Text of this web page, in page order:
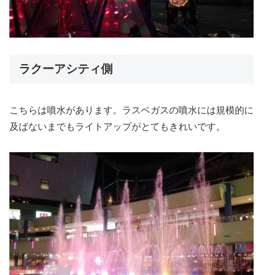
ラクーアシティ側
こちらは噴水があります。ラスベガスの噴水には規模的に
及ばないまでもライトアップがとてもきれいです。